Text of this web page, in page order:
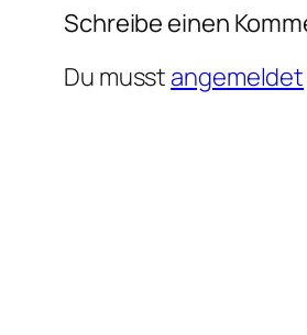
Schreibe einen
Du musst angemeldet